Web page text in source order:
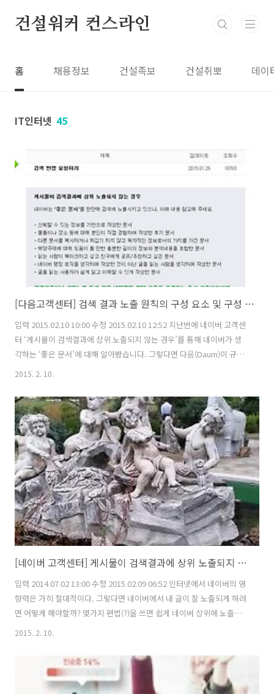
건설워커 컨스라인
홈 채용정보 건설족보 건설취뽀 데이
IT인터넷 45
[다음고객센터] 검색 결과 노출 원칙의 구성 요소 및 구성 방법 '좋은문서'
입력 2015.02.10 10:00 수정 2015.02.10 12:52 지난번에 네이버 고객센
터 ‘게시물이 검색결과에 상위 노출되지 않는 경우’를 통해 네이버가 생
각하는 ‘좋은 문서’에 대해 알아봤습니다. 그렇다면 다음(Daum)이 규정
하는 ‘좋은 문서’란 어떤 것일까요. 큰 틀에서는 네이버와 차이가 없는 것
사람들을 생각하며 작성한 유익한 문서가 ‘좋은 문서’입니다. 하지만 오
늘(2/10) 아침, 유감스럽게도 제가 작성한 티스토리 문서들이 다음에 거
의 노출되지 않고 있다는 문제점을 발견했습니다. 그동안 네이버 노출만
신경쓰고, “네이버에 노출되면 다른 검색엔진에는 다 노출이 되겠
지...”라고 막연하게 생각했는데 아니었습니다. (어..
2015. 2. 10.
[네이버 고객센터] 게시물이 검색결과에 상위 노출되지 않는 경우 ★ 좋은문서 판단 기준
입력 2014.07.02 13:00 수정 2015.02.09 06:52 인터넷에서 네이버의 영
향력은 가히 절대적이다. 그렇다면 네이버에서 내 글이 잘 노출되게 하려
면 어떻게 해야할까? 몇가지 편법(?)을 쓰면 쉽게 네이버 상위에 노출이
가능하다. 하지만 여기서는 정공법만 다루기로 한다. 장기적으로는 정공
그, 카페, 사이트 등의 게시물이 검색결과에 상위 노출되지 않는 경우에
대해 위와 같이 밝히고 있습니다. 또 검색기준이나 상위노출 등에 대한
세부적인 판단기준은 공개하는 즉시 기준으로서의 가치를 잃어버리기
2015. 2. 10.